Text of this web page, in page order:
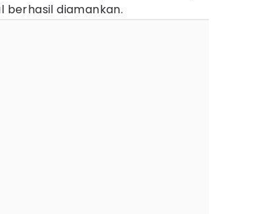
berhasil diamankan.